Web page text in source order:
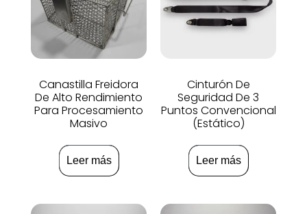
Canastilla Freidora
De Alto Rendimiento
Para Procesamiento
Masivo
Leer más
Cinturón De
Seguridad De 3
Puntos Convencional
(Estático)
Leer más